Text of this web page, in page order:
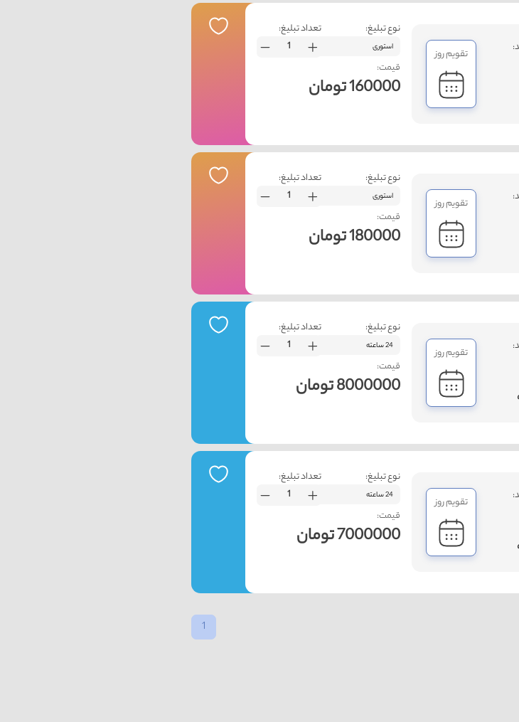
نوع تبلیغ:
استوری
تعداد تبلیغ:
قیمت:
160000 تومان
تقویم روز
نوع تبلیغ:
استوری
تعداد تبلیغ:
قیمت:
180000 تومان
تقویم روز
نوع تبلیغ:
24 ساعته
تعداد تبلیغ:
قیمت:
8000000 تومان
تقویم روز
نوع تبلیغ:
24 ساعته
تعداد تبلیغ:
قیمت:
7000000 تومان
تقویم روز
1